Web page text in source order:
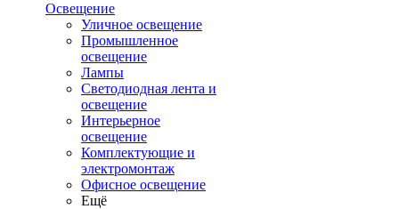
Освещение
Уличное освещение
Промышленное
освещение
Лампы
Светодиодная лента и
освещение
Интерьерное
освещение
Комплектующие и
электромонтаж
Офисное освещение
Ещё